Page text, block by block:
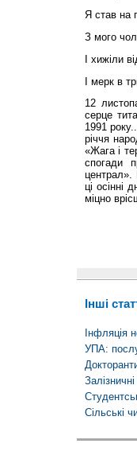
Я став на
З мого
І хижіли
І мерк в
12
серце
1991
річчя
«Жага і
спогади
централ».
ці осінні
міцно
Інші
Інфляція
УПА:
Сільські